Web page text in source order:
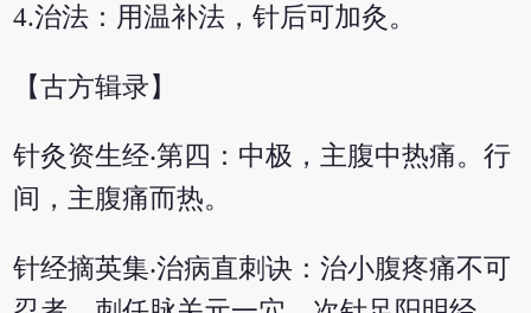
4.治法：用温补法，针后可加灸。
【古方辑录】
针灸资生经‧第四：中极，主腹中热痛。行
间，主腹痛而热。
针经摘英集‧治病直刺诀：治小腹疼痛不可